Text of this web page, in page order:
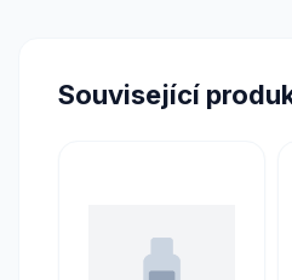
Související